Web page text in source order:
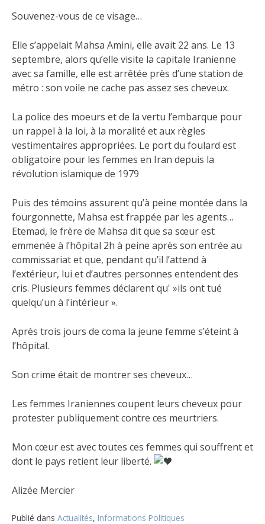
Souvenez-vous de ce visage…
Elle s’appelait Mahsa Amini, elle avait 22 ans. Le 13
septembre, alors qu’elle visite la capitale Iranienne
avec sa famille, elle est arrêtée près d’une station de
métro : son voile ne cache pas assez ses cheveux.
La police des moeurs et de la vertu l’embarque pour
un rappel à la loi, à la moralité et aux règles
vestimentaires appropriées. Le port du foulard est
obligatoire pour les femmes en Iran depuis la
révolution islamique de 1979
Puis des témoins assurent qu’à peine montée dans la
fourgonnette, Mahsa est frappée par les agents…
Etemad, le frère de Mahsa dit que sa sœur est
emmenée à l’hôpital 2h à peine après son entrée au
commissariat et que, pendant qu’il l’attend à
l’extérieur, lui et d’autres personnes entendent des
cris. Plusieurs femmes déclarent qu' »ils ont tué
quelqu’un à l’intérieur ».
Après trois jours de coma la jeune femme s’éteint à
l’hôpital.
Son crime était de montrer ses cheveux…
Les femmes Iraniennes coupent leurs cheveux pour
protester publiquement contre ces meurtriers.
Mon cœur est avec toutes ces femmes qui souffrent et
dont le pays retient leur liberté.
Alizée Mercier
Publié dans Actualités, Informations Politiques